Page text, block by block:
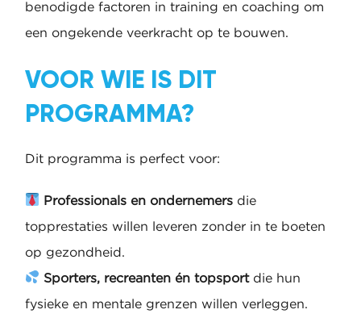
benodigde factoren in training en coaching om
een ongekende veerkracht op te bouwen.
VOOR WIE IS DIT
PROGRAMMA?
Dit programma is perfect voor:
Professionals en ondernemers die
topprestaties willen leveren zonder in te boeten
op gezondheid.
Sporters, recreanten én topsportdie hun
fysieke en mentale grenzen willen verleggen.